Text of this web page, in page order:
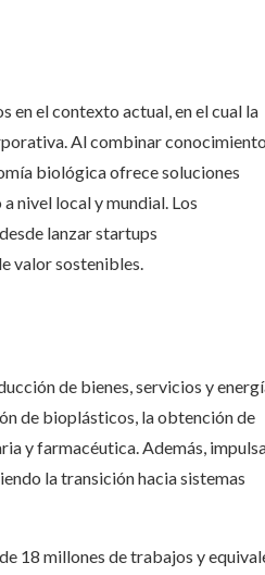
en el contexto actual, en el cual la
Al combinar
biológica ofrece soluciones
nivel local y mundial. Los
lanzar startups
valor sostenibles.
de bienes, servicios y
de bioplásticos, la obtención de
y farmacéutica. Además,
la transición hacia sistemas
18 millones de trabajos y